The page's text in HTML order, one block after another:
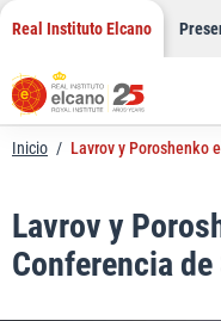
Saltar
contenido
Real Instituto Elcano
Inicio / Lavrov y Poroshenko
Lavrov y
Conferencia